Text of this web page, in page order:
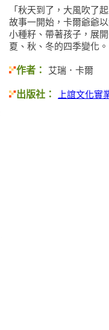
「秋天到了，大風吹了
故事一開始，卡爾爺爺
小種籽、帶著孩子，展
夏、秋、冬的四季變化。
作者： 艾瑞．卡爾
出版社： 上誼文化實